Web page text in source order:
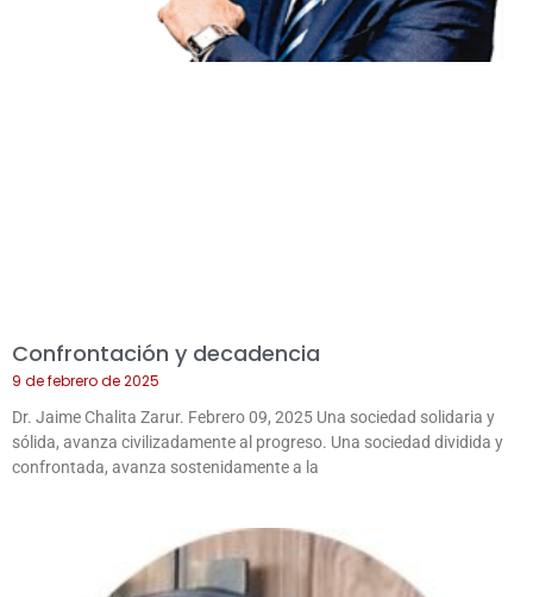
Confrontación y decadencia
9 de febrero de 2025
Dr. Jaime Chalita Zarur. Febrero 09, 2025 Una sociedad solidaria y
sólida, avanza civilizadamente al progreso. Una sociedad dividida y
confrontada, avanza sostenidamente a la